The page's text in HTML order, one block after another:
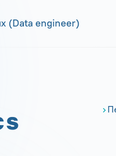
(Data engineer)